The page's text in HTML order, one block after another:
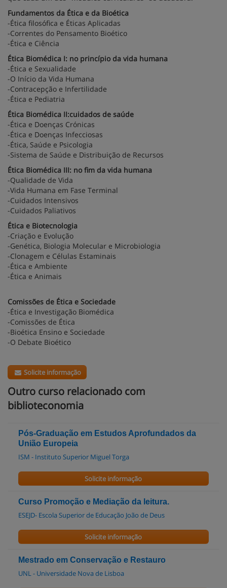
Fundamentos da Ética e da Bioética
-Ética filosófica e Éticas Aplicadas
-Correntes do Pensamento Bioético
-Ética e Ciência
Ética Biomédica I: no princípio da vida humana
-Ética e Sexualidade
-O Início da Vida Humana
-Contracepção e Infertilidade
-Ética e Pediatria
Ética Biomédica II:cuidados de saúde
-Ética e Doenças Crónicas
-Ética e Doenças Infecciosas
-Ética, Saúde e Psicologia
-Sistema de Saúde e Distribuição de Recursos
Ética Biomédica III: no fim da vida humana
-Qualidade de Vida
-Vida Humana em Fase Terminal
-Cuidados Intensivos
-Cuidados Paliativos
Ética e Biotecnologia
-Criação e Evolução
-Genética, Biologia Molecular e Microbiologia
-Clonagem e Células Estaminais
-Ética e Ambiente
-Ética e Animais
Comissões de Ética e Sociedade
-Ética e Investigação Biomédica
-Comissões de Ética
-Bioética Ensino e Sociedade
-O Debate Bioético
Solicite informação
Outro curso relacionado com
biblioteconomia
Pós-Graduação em Estudos Aprofundados da
União Europeia
ISM - Instituto Superior Miguel Torga
Solicite informação
Curso Promoção e Mediação da leitura.
ESEJD- Escola Superior de Educação João de Deus
Solicite informação
Mestrado em Conservação e Restauro
UNL - Universidade Nova de Lisboa